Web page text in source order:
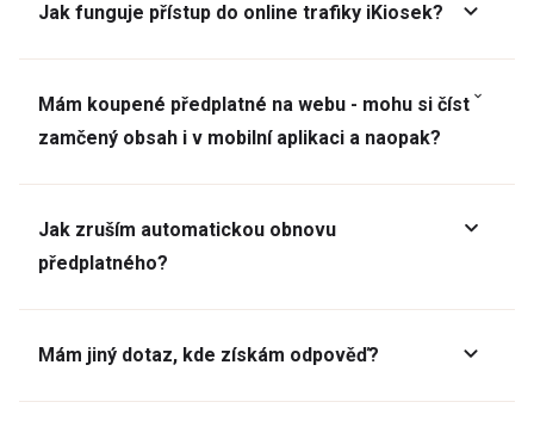
Jak funguje přístup do online trafiky iKiosek?
Mám koupené předplatné na webu - mohu si číst
zamčený obsah i v mobilní aplikaci a naopak?
Jak zruším automatickou obnovu
předplatného?
Mám jiný dotaz, kde získám odpověď?